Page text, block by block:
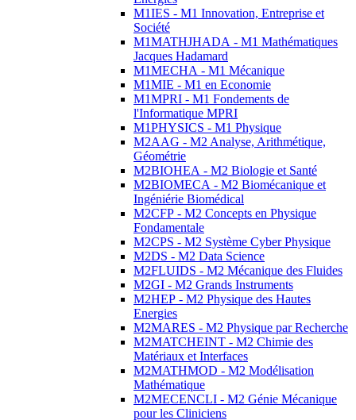
M1IES - M1 Innovation, Entreprise et
Société
M1MATHJHADA - M1 Mathématiques
Jacques Hadamard
M1MECHA - M1 Mécanique
M1MIE - M1 en Economie
M1MPRI - M1 Fondements de
l'Informatique MPRI
M1PHYSICS - M1 Physique
M2AAG - M2 Analyse, Arithmétique,
Géométrie
M2BIOHEA - M2 Biologie et Santé
M2BIOMECA - M2 Biomécanique et
Ingéniérie Biomédical
M2CFP - M2 Concepts en Physique
Fondamentale
M2CPS - M2 Système Cyber Physique
M2DS - M2 Data Science
M2FLUIDS - M2 Mécanique des Fluides
M2GI - M2 Grands Instruments
M2HEP - M2 Physique des Hautes
Energies
M2MARES - M2 Physique par Recherche
M2MATCHEINT - M2 Chimie des
Matériaux et Interfaces
M2MATHMOD - M2 Modélisation
Mathématique
M2MECENCLI - M2 Génie Mécanique
pour les Cliniciens